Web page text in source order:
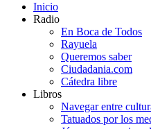
Inicio
Radio
En Boca de Todos
Rayuela
Queremos saber
Ciudadania.com
Cátedra libre
Libros
Navegar entre
Tatuados por los